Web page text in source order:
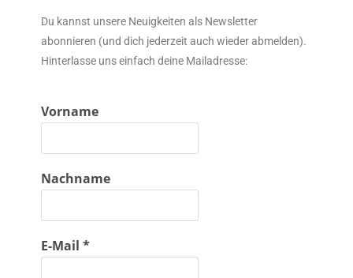
Du kannst unsere Neuigkeiten als Newsletter
abonnieren (und dich jederzeit auch wieder abmelden).
Hinterlasse uns einfach deine Mailadresse:
Vorname
Nachname
E-Mail*